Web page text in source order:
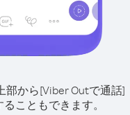
部から[Viber Outで通話]
こともできます。